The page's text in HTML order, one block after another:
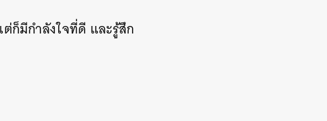
ก็มีกำลังใจที่ดี และรู้สึก